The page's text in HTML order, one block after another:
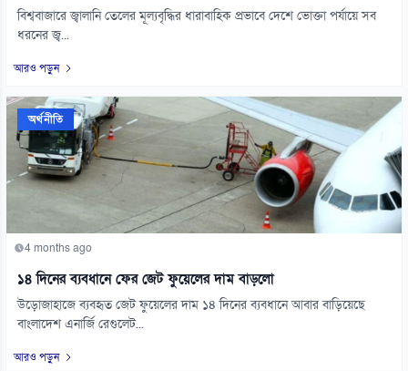
বিশ্ববাজারে জ্বালানি তেলের মূল্যবৃদ্ধির ধারাবাহিক প্রভাবে দেশে ভোক্তা পর্যায়ে সব
ধরনের জ্ব...
আরও পড়ুন
অর্থনীতি
4 months ago
১৪ দিনের ব্যবধানে ফের জেট ফুয়েলের দাম বাড়লো
উড়োজাহাজে ব্যবহৃত জেট ফুয়েলের দাম ১৪ দিনের ব্যবধানে আবার বাড়িয়েছে
বাংলাদেশ এনার্জি রেগুলেট...
আরও পড়ুন